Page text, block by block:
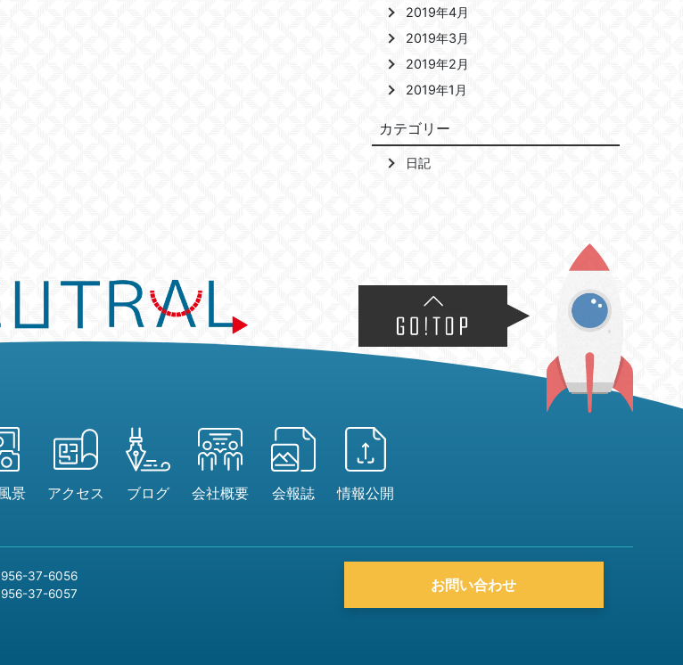
2019年4月
2019年3月
2019年2月
2019年1月
カテゴリー
日記
景 アクセス ブログ 会社概要 会報誌 情報公開
お問い合わせ
37-6056
37-6057